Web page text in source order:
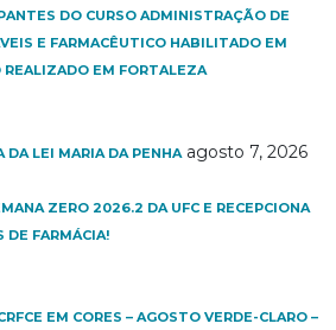
DO CURSO ADMINISTRAÇÃO DE
E FARMACÊUTICO HABILITADO EM
REALIZADO EM FORTALEZA
DA LEI MARIA DA PENHA agosto 7, 2026
ZERO 2026.2 DA UFC E RECEPCIONA
DE FARMÁCIA!
EM CORES – AGOSTO VERDE-CLARO –